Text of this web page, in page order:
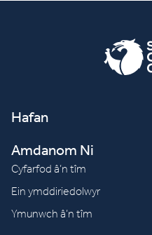
Hafan
Amdanom Ni
Cyfarfod â’n tîm
Ein ymddiriedolwyr
Ymunwch â’n tîm